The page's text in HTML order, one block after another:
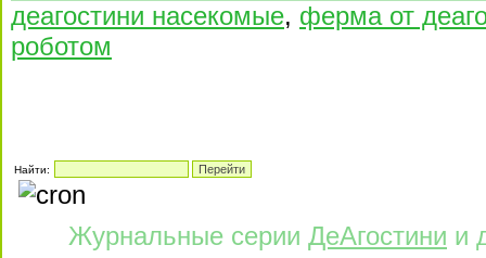
деагостини насекомые, ферма от
роботом
Найти:
Журнальные серии ДеАгостини и